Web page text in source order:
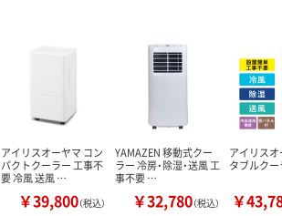
アイリスオーヤマ コン
パクトクーラー 工事不
要 冷風 送風 …
￥39,800（税込）
YAMAZEN 移動式クー
ラー 冷房・除湿・送風 工
事不要 …
￥32,780（税込）
アイリス
タブルク
￥